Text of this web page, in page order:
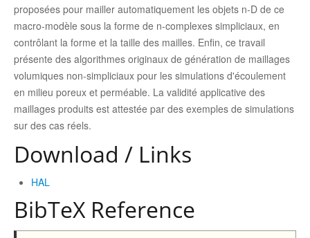
proposées pour mailler automatiquement les objets n-D de ce
macro-modèle sous la forme de n-complexes simpliciaux, en
contrôlant la forme et la taille des mailles. Enfin, ce travail
présente des algorithmes originaux de génération de maillages
volumiques non-simpliciaux pour les simulations d'écoulement
en milieu poreux et perméable. La validité applicative des
maillages produits est attestée par des exemples de simulations
sur des cas réels.
Download / Links
HAL
BibTeX Reference